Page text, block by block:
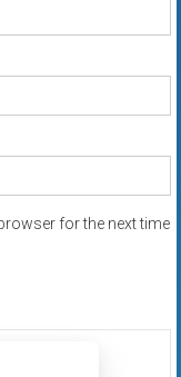
for the next time